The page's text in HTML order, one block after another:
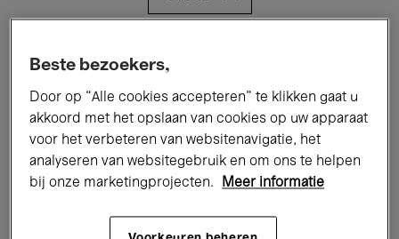
Tentoonstellingen Films
Performances Lezingen & Debatten
Jazz Klassieke Muziek Global Music
Elektronische Muziek
Beste bezoekers,
Door op “Alle cookies accepteren” te klikken gaat u
akkoord met het opslaan van cookies op uw apparaat
voor het verbeteren van websitenavigatie, het
analyseren van websitegebruik en om ons te helpen
bij onze marketingprojecten.
Meer informatie